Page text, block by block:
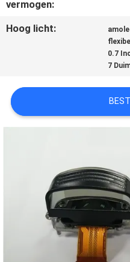
SHOPPING
SITEMAP
PRIVACYBELEID
vermogen:
Hoog licht:
0.7
7